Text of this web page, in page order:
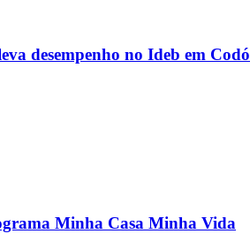
desempenho no Ideb em Codó
Minha Casa Minha Vida